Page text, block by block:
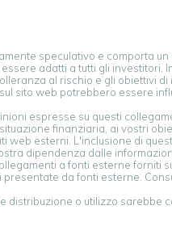
speculativo e comporta
adatti a tutti gli investitori.
al rischio e gli obiettivi
sito web potrebbero essere
espresse su questi
finanziaria, ai vostri
web esterni. L'inclusione di
dipendenza dalle
a fonti esterne forniti
da fonti esterne.
distribuzione o utilizzo sarebbe